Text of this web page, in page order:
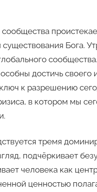
Бога.
достичь своего
к разрешению
в котором мы
тремя
подчёркивает
человека как
ценностью